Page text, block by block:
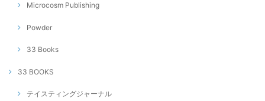
Microcosm Publishing
Powder
33 Books
33 BOOKS
テイスティングジャーナル